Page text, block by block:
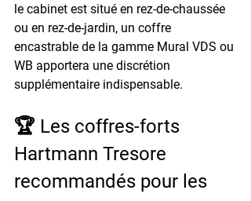
le cabinet est situé en rez-de-chaussée
ou en rez-de-jardin, un coffre
encastrable de la gamme Mural VDS ou
WB apportera une discrétion
supplémentaire indispensable.
🏆 Les coffres-forts
Hartmann Tresore
recommandés pour les